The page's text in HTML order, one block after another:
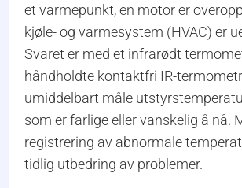
et varmepunkt, en motor er
kjøle- og varmesystem (HVAC) er
Svaret er med et infrarødt
håndholdte kontaktfri IR-
umiddelbart måle
som er farlige eller vanskelig å nå.
registrering av abnormale
tidlig utbedring av problemer.